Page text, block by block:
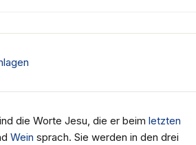
die Worte Jesu, die er beim letzten
Wein sprach. Sie werden in den drei